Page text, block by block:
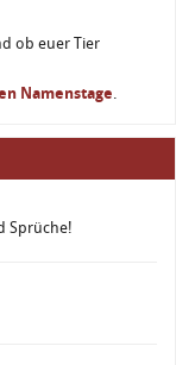
ob euer Tier
Namenstage.
Sprüche!